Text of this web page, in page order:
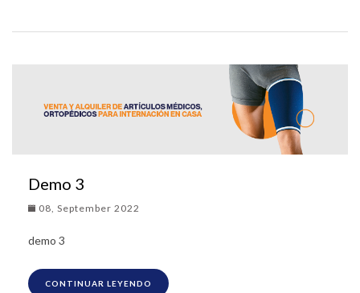
Demo 3
08, September 2022
demo 3
CONTINUAR LEYENDO